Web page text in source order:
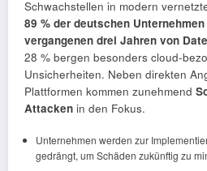
Schwachstellen in modern
89 % der deutschen
vergangenen drei Jahren von
28 % bergen besonders cloud-
Unsicherheiten. Neben direkten
Plattformen kommen zunehmend
Attacken in den Fokus.
Unternehmen werden zur
gedrängt, um Schäden zukünftig zu